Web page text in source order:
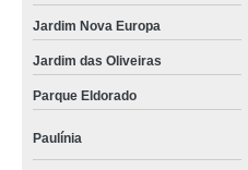
Jardim Nova Europa
Jardim das Oliveiras
Parque Eldorado
Paulínia